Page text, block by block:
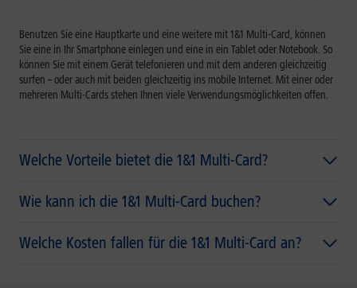
Benutzen Sie eine Hauptkarte und eine weitere mit 1&1 Multi-Card, können
Sie eine in Ihr Smartphone einlegen und eine in ein Tablet oder Notebook. So
können Sie mit einem Gerät telefonieren und mit dem anderen gleichzeitig
surfen – oder auch mit beiden gleichzeitig ins mobile Internet. Mit einer oder
mehreren Multi-Cards stehen Ihnen viele Verwendungsmöglichkeiten offen.
Welche Vorteile bietet die 1&1 Multi-Card?
Wie kann ich die 1&1 Multi-Card buchen?
Welche Kosten fallen für die 1&1 Multi-Card an?